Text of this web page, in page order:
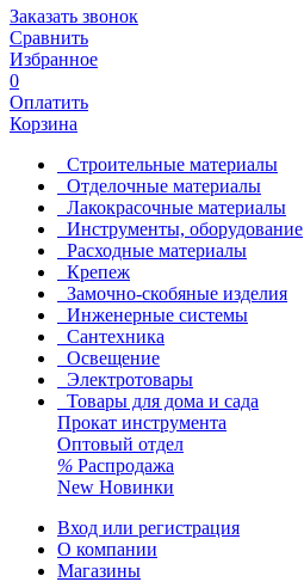
Заказать звонок
Сравнить
Избранное
0
Оплатить
Корзина
Строительные материалы
Отделочные материалы
Лакокрасочные материалы
Инструменты, оборудование
Расходные материалы
Крепеж
Замочно-скобяные изделия
Инженерные системы
Сантехника
Освещение
Электротовары
Товары для дома и сада
Прокат инструмента
Оптовый отдел
% Распродажа
New Новинки
Вход или регистрация
О компании
Магазины